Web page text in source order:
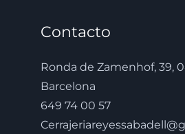
Contacto
Ronda de Zamenhof, 39,
Barcelona
649 74 00 57